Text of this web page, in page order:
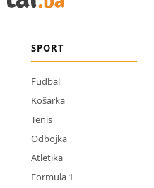
SPORT
Fudbal
Košarka
Tenis
Odbojka
Atletika
Formula 1